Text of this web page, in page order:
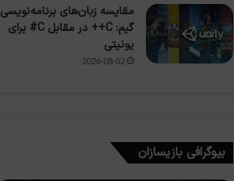
مقایسه زبان‌های برنامه‌نویسی
گیم: C++ در مقابل C# برای
یونیتی
2026-08-02
بیوگرافی بازیسازان